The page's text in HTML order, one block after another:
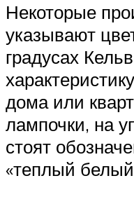
Некоторые
указывают
градусах
дома или
лампочки, на
стоят
«теплый